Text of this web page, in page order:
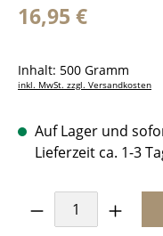
Regulärer Preis:
16,95 €
Inhalt: 500 Gramm
inkl. MwSt. zzgl. Versandkosten
Auf Lager und
Lieferzeit ca. 1-3
Produkt